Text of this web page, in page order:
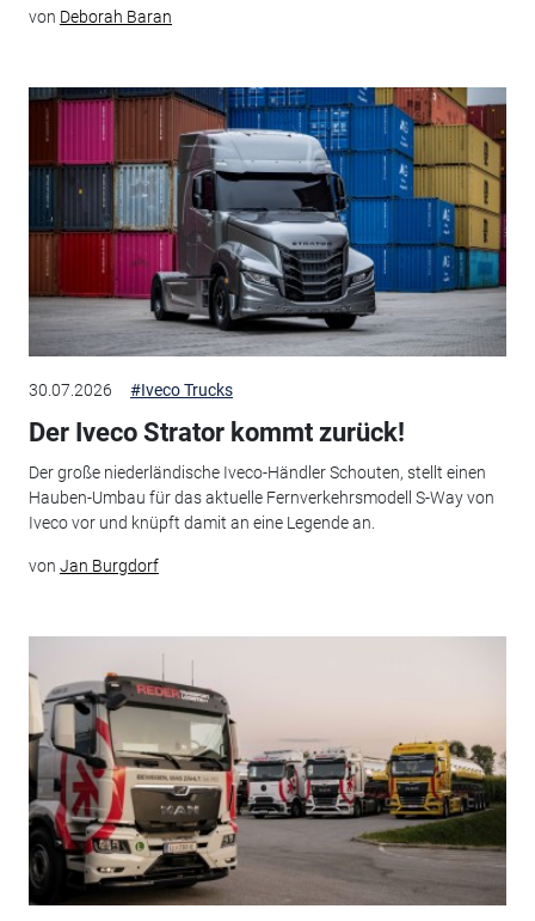
von Deborah Baran
30.07.2026 #Iveco Trucks
Der Iveco Strator kommt zurück!
Der große niederländische Iveco-Händler Schouten, stellt einen
Hauben-Umbau für das aktuelle Fernverkehrsmodell S-Way von
Iveco vor und knüpft damit an eine Legende an.
von Jan Burgdorf